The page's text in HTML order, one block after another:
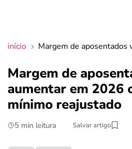
crédito fácil
últimas notícias
início Margem de
Margem de
aumentar em 2026
mínimo reajustado
5 min leitura Salvar artigo